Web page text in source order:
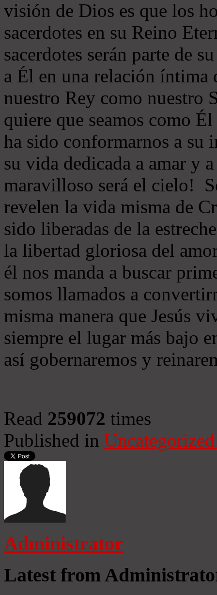
visión de Dios es que los
sacerdotes en su Reino
sacerdotes serán parte de
a Él en una relación íntima
nuestro Rey como nuestro
quiere que seamos como
ha sido conformarnos a su
su vida dedicada a amar y
maravilloso será el cielo!
revelen la vida misma de
sido liberadas de la
la libertad gloriosa del
él nos manda a buscar
somos llamados a
misma manera que Jesús
siempre el lugar más bajo
así gobernaremos y
Read 259072 times
Published in
Administrator
Latest from